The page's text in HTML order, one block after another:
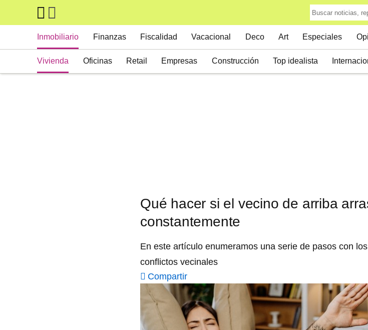
Skip to main content
Inmobiliario
Vivienda Oficinas Retail Empresas Construcción Top idealista
Finanzas Fiscalidad Vacacional Deco Art Especiales
Qué hacer si el vecino de arriba
constantemente
En este artículo enumeramos una serie de pasos con
conflictos vecinales
Compartir